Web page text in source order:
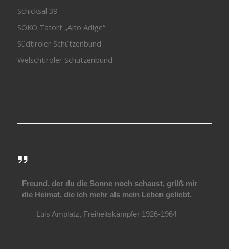
Schicksal 39
SOKO Tatort „Alto Adige“
Südtiroler Schützenbund
Welschtiroler Schützenbund
Freund, der du die Sonne noch schaust, grüß mir
die Heimat, die ich mehr als mein Leben geliebt.
Luis Amplatz, Freiheitskämpfer 1926-1964